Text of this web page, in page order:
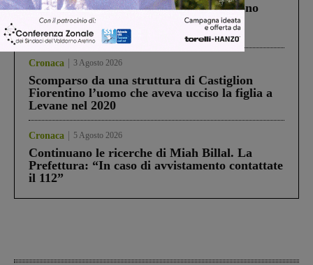
Un anno fa la strage in A1 in cui morirono
Gianni, Giulia e Franco. Lo schianto, il
processo, lo stop ai sorpassi fra tir....
Cronaca 3 Agosto 2026
Scomparso da una struttura di Castiglion
Fiorentino l’uomo che aveva ucciso la figlia a
Levane nel 2020
Cronaca 5 Agosto 2026
Continuano le ricerche di Miah Billal. La
Prefettura: “In caso di avvistamento contattate
il 112”